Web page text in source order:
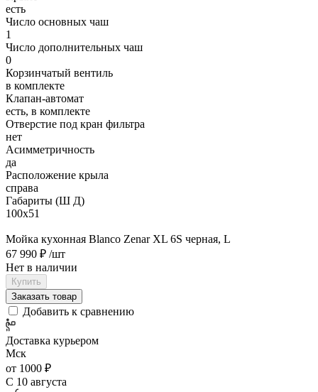
есть
Число основных чаш
1
Число дополнительных чаш
0
Корзинчатый вентиль
в комплекте
Клапан-автомат
есть, в комплекте
Отверстие под кран фильтра
нет
Асимметричность
да
Расположение крыла
справа
Габариты (Ш Д)
100х51
Мойка кухонная Blanco Zenar XL 6S черная, L
67 990 ₽ /шт
Нет в наличии
Купить
Заказать товар
Добавить к сравнению
Доставка курьером
Мск
от 1000 ₽
С 10 августа